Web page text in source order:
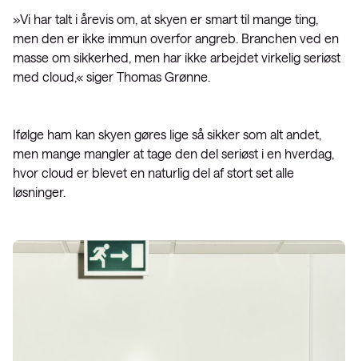
»Vi har talt i årevis om, at skyen er smart til mange ting,
men den er ikke immun overfor angreb. Branchen ved en
masse om sikkerhed, men har ikke arbejdet virkelig seriøst
med cloud,« siger Thomas Grønne.
Ifølge ham kan skyen gøres lige så sikker som alt andet,
men mange mangler at tage den del seriøst i en hverdag,
hvor cloud er blevet en naturlig del af stort set alle
løsninger.